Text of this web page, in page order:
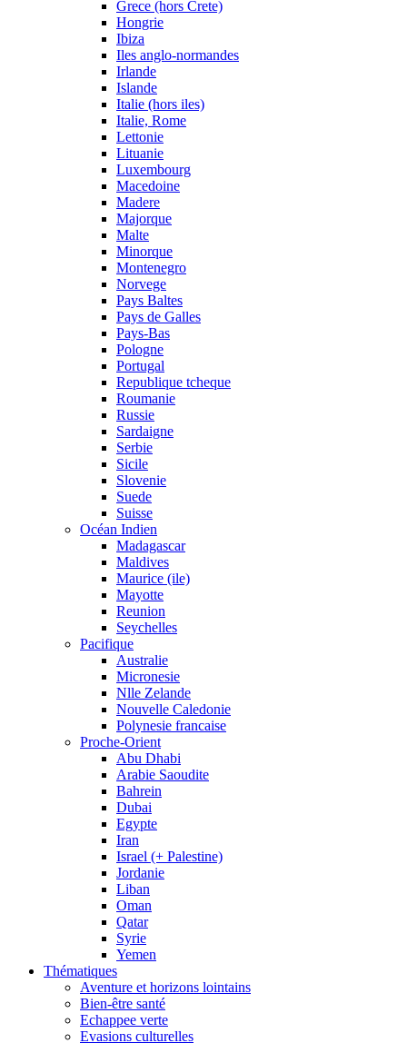
Grece (hors Crete)
Hongrie
Ibiza
Iles anglo-normandes
Irlande
Islande
Italie (hors iles)
Italie, Rome
Lettonie
Lituanie
Luxembourg
Macedoine
Madere
Majorque
Malte
Minorque
Montenegro
Norvege
Pays Baltes
Pays de Galles
Pays-Bas
Pologne
Portugal
Republique tcheque
Roumanie
Russie
Sardaigne
Serbie
Sicile
Slovenie
Suede
Suisse
Océan Indien
Madagascar
Maldives
Maurice (ile)
Mayotte
Reunion
Seychelles
Pacifique
Australie
Micronesie
Nlle Zelande
Nouvelle Caledonie
Polynesie francaise
Proche-Orient
Abu Dhabi
Arabie Saoudite
Bahrein
Dubai
Egypte
Iran
Israel (+ Palestine)
Jordanie
Liban
Oman
Qatar
Syrie
Yemen
Thématiques
Aventure et horizons lointains
Bien-être santé
Echappee verte
Evasions culturelles